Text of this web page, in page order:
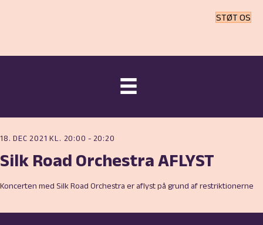
STØT OS
18. DEC 2021 KL. 20:00 - 20:20
Silk Road Orchestra AFLYST
Koncerten med Silk Road Orchestra er aflyst på grund af restriktionerne